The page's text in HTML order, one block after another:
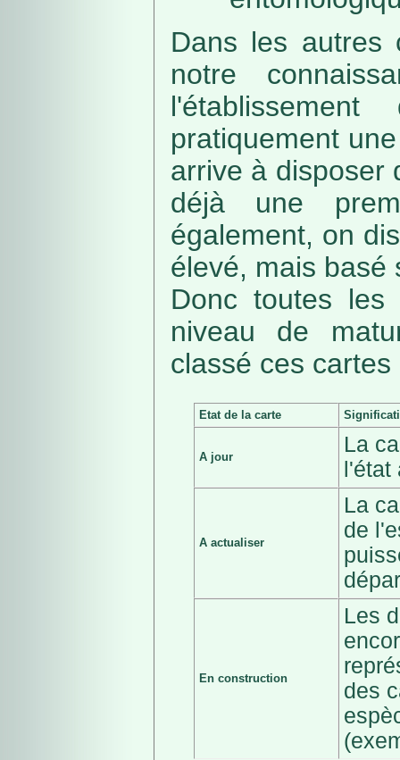
Dans les autres
notre
pratiquement
arrive à disposer
déjà une
également, on
élevé, mais basé
Donc toutes
niveau de
classé ces
Etat de la carte
A jour
La
A actualiser
La
de
En construction
Les
des